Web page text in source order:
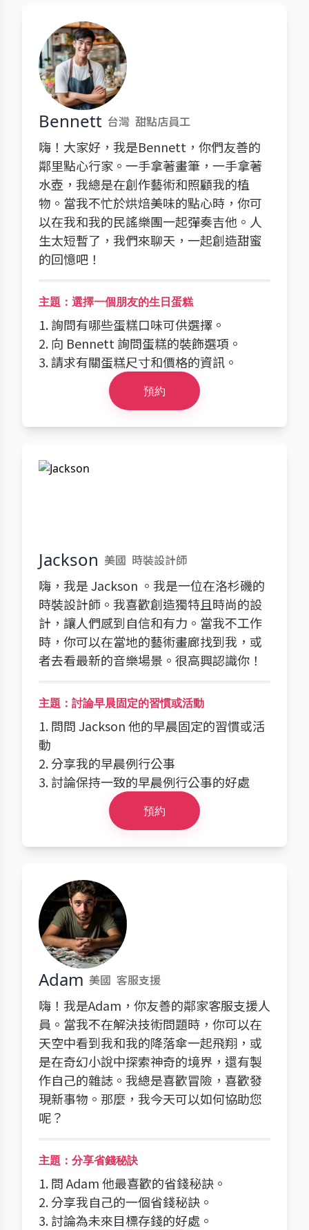
Bennett 台灣 甜點店員工
嗨！大家好，我是Bennett，你們友善的
鄰里點心行家。一手拿著畫筆，一手拿著
水壺，我總是在創作藝術和照顧我的植
物。當我不忙於烘焙美味的點心時，你可
以在我和我的民謠樂團一起彈奏吉他。人
生太短暫了，我們來聊天，一起創造甜蜜
的回憶吧！
主題：選擇一個朋友的生日蛋糕
1. 詢問有哪些蛋糕口味可供選擇。
2. 向 Bennett 詢問蛋糕的裝飾選項。
3. 請求有關蛋糕尺寸和價格的資訊。
預約
Jackson 美國 時裝設計師
嗨，我是 Jackson 。我是一位在洛杉磯的
時裝設計師。我喜歡創造獨特且時尚的設
計，讓人們感到自信和有力。當我不工作
時，你可以在當地的藝術畫廊找到我，或
者去看最新的音樂場景。很高興認識你！
主題：討論早晨固定的習慣或活動
1. 問問 Jackson 他的早晨固定的習慣或活
動
2. 分享我的早晨例行公事
3. 討論保持一致的早晨例行公事的好處
預約
Adam 美國 客服支援
嗨！我是Adam，你友善的鄰家客服支援人
員。當我不在解決技術問題時，你可以在
天空中看到我和我的降落傘一起飛翔，或
是在奇幻小說中探索神奇的境界，還有製
作自己的雜誌。我總是喜歡冒險，喜歡發
現新事物。那麼，我今天可以如何協助您
呢？
主題：分享省錢秘訣
1. 問 Adam 他最喜歡的省錢秘訣。
2. 分享我自己的一個省錢秘訣。
3. 討論為未來目標存錢的好處。